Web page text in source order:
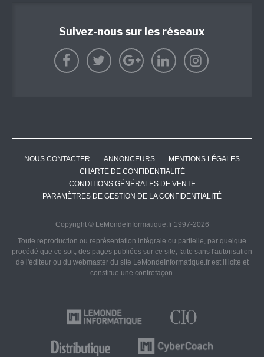
Suivez-nous sur les réseaux
NOUS CONTACTER ANNONCEURS
MENTIONS LÉGALES
CHARTE DE CONFIDENTIALITÉ
CONDITIONS GÉNÉRALES DE VENTE
PARAMÈTRES DE GESTION DE LA CONFIDENTIALITÉ
Copyright © LeMondeInformatique.fr 1997-2026
Toute reproduction ou représentation intégrale ou partielle, par quelque
procédé que ce soit, des pages publiées sur ce site, faite sans l'autorisation
de l'éditeur ou du webmaster du site LeMondeInformatique.fr est illicite et
constitue une contrefaçon.